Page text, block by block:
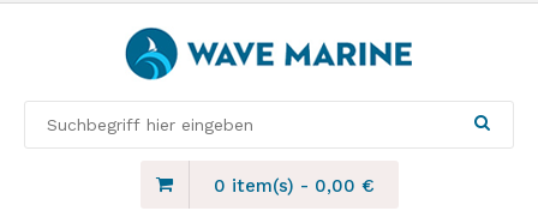
0 item(s) - 0,00 €